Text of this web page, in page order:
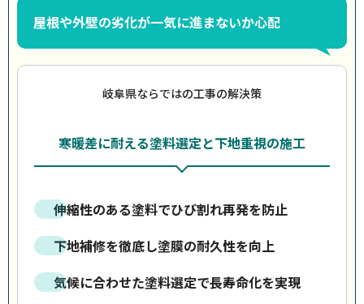
屋根や外壁の劣化が一気に進まないか心配
岐阜県ならではの工事の解決策
寒暖差に耐える塗料選定と下地重視の施工
伸縮性のある塗料でひび割れ再発を防止
下地補修を徹底し塗膜の耐久性を向上
気候に合わせた塗料選定で長寿命化を実現